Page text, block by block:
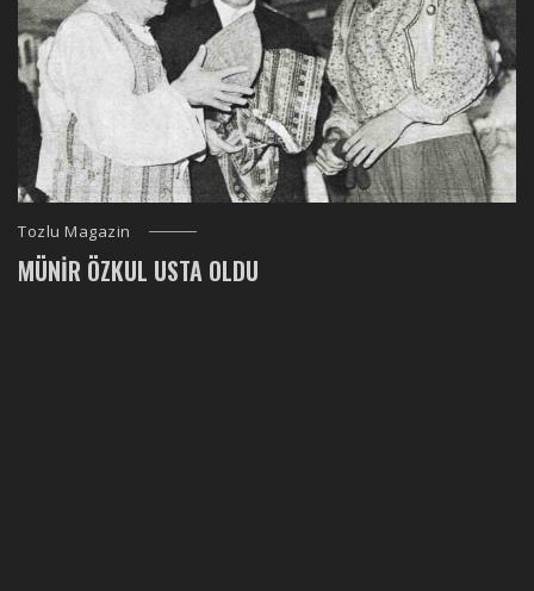
Tozlu Magazin
MÜNIR ÖZKUL USTA OLDU